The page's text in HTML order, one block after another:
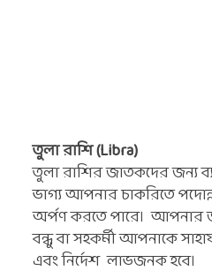
তুলা রাশি (Libra)
তুলা রাশির জাতকদের জন্য
ভাগ্য আপনার চাকরিতে
অর্পণ করতে পারে। আপনার
বন্ধু বা সহকর্মী আপনাকে
এবং নির্দেশ লাভজনক হবে।